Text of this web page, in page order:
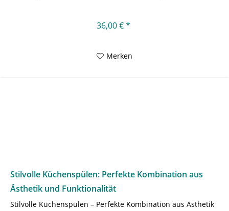
36,00 € *
Merken
Stilvolle Küchenspülen: Perfekte Kombination aus
Ästhetik und Funktionalität
Stilvolle Küchenspülen – Perfekte Kombination aus Ästhetik